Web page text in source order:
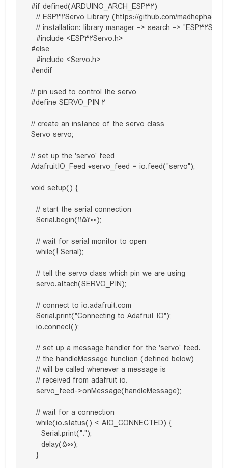
#if defined(ARDUINO_ARCH_ESP32)
// ESP32Servo Library (https://github.com/
// installation: library manager -> search ->
  #include <ESP32Servo.h>
#else
  #include <Servo.h>
#endif
// pin used to control the servo
#define SERVO_PIN 2
// create an instance of the servo class
Servo servo;
// set up the 'servo' feed
AdafruitIO_Feed *servo_feed = io.feed("servo");
void setup() {
  // start the serial connection
  Serial.begin(115200);
  // wait for serial monitor to open
  while(! Serial);
  // tell the servo class which pin we are using
  servo.attach(SERVO_PIN);
  // connect to io.adafruit.com
  Serial.print("Connecting to Adafruit IO");
  io.connect();
  // set up a message handler for the 'servo' feed.
  // the handleMessage function (defined below)
  // will be called whenever a message is
  // received from adafruit io.
  servo_feed->onMessage(handleMessage);
  // wait for a connection
  while(io.status() < AIO_CONNECTED) {
    Serial.print(".");
    delay(500);
  }